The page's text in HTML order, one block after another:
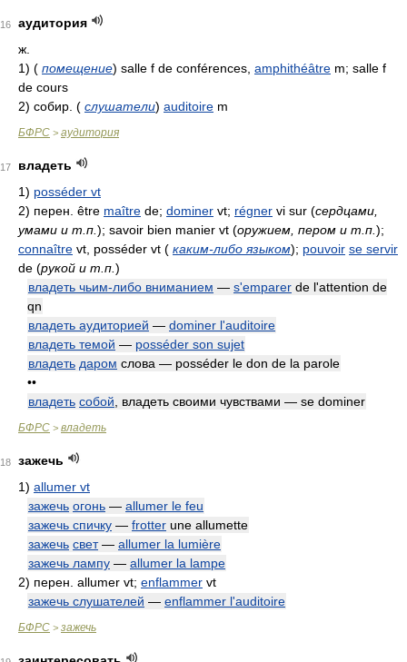
16
аудитория
ж.
1) ( помещение) salle f de conférences, amphithéâtre m; salle f
de cours
2) собир. ( слушатели) auditoire m
БФРС > аудитория
17
владеть
1) posséder vt
2) перен. être maître de; dominer vt; régner vi sur (сердцами,
умами и т.п. ); savoir bien manier vt (оружием, пером и т.п. );
connaître vt, posséder vt ( каким-либо языком); pouvoir se servir
de (рукой и т.п. )
владеть чьим-либо вниманием — s'emparer de l'attention de
qn
владеть аудиторией — dominer l'auditoire
владеть темой — posséder son sujet
владеть даром слова — posséder le don de la parole
••
владеть собой , владеть своими чувствами — se dominer
БФРС > владеть
18
зажечь
1) allumer vt
зажечь огонь — allumer le feu
зажечь спичку — frotter une allumette
зажечь свет— allumer la lumière
зажечь лампу — allumer la lampe
2) перен. allumer vt; enflammer vt
зажечь слушателей — enflammer l'auditoire
БФРС > зажечь